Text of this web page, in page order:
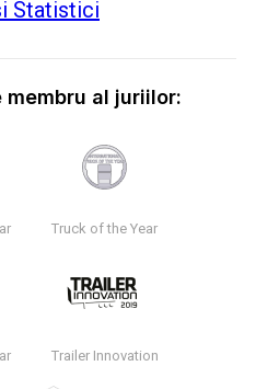
membru al juriilor:
Truck of the Year
Trailer Innovation